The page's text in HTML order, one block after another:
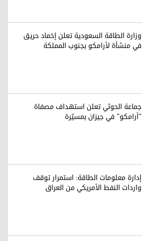
وزارة الطاقة السعودية تعلن إخماد حريق
في منشأة لأرامكو بجنوب المملكة
جماعة الحوثي تعلن استهداف مصفاة
"أرامكو" في جيزان بمسيّرة
إدارة معلومات الطاقة: استمرار توقف
واردات النفط الأمريكي من العراق